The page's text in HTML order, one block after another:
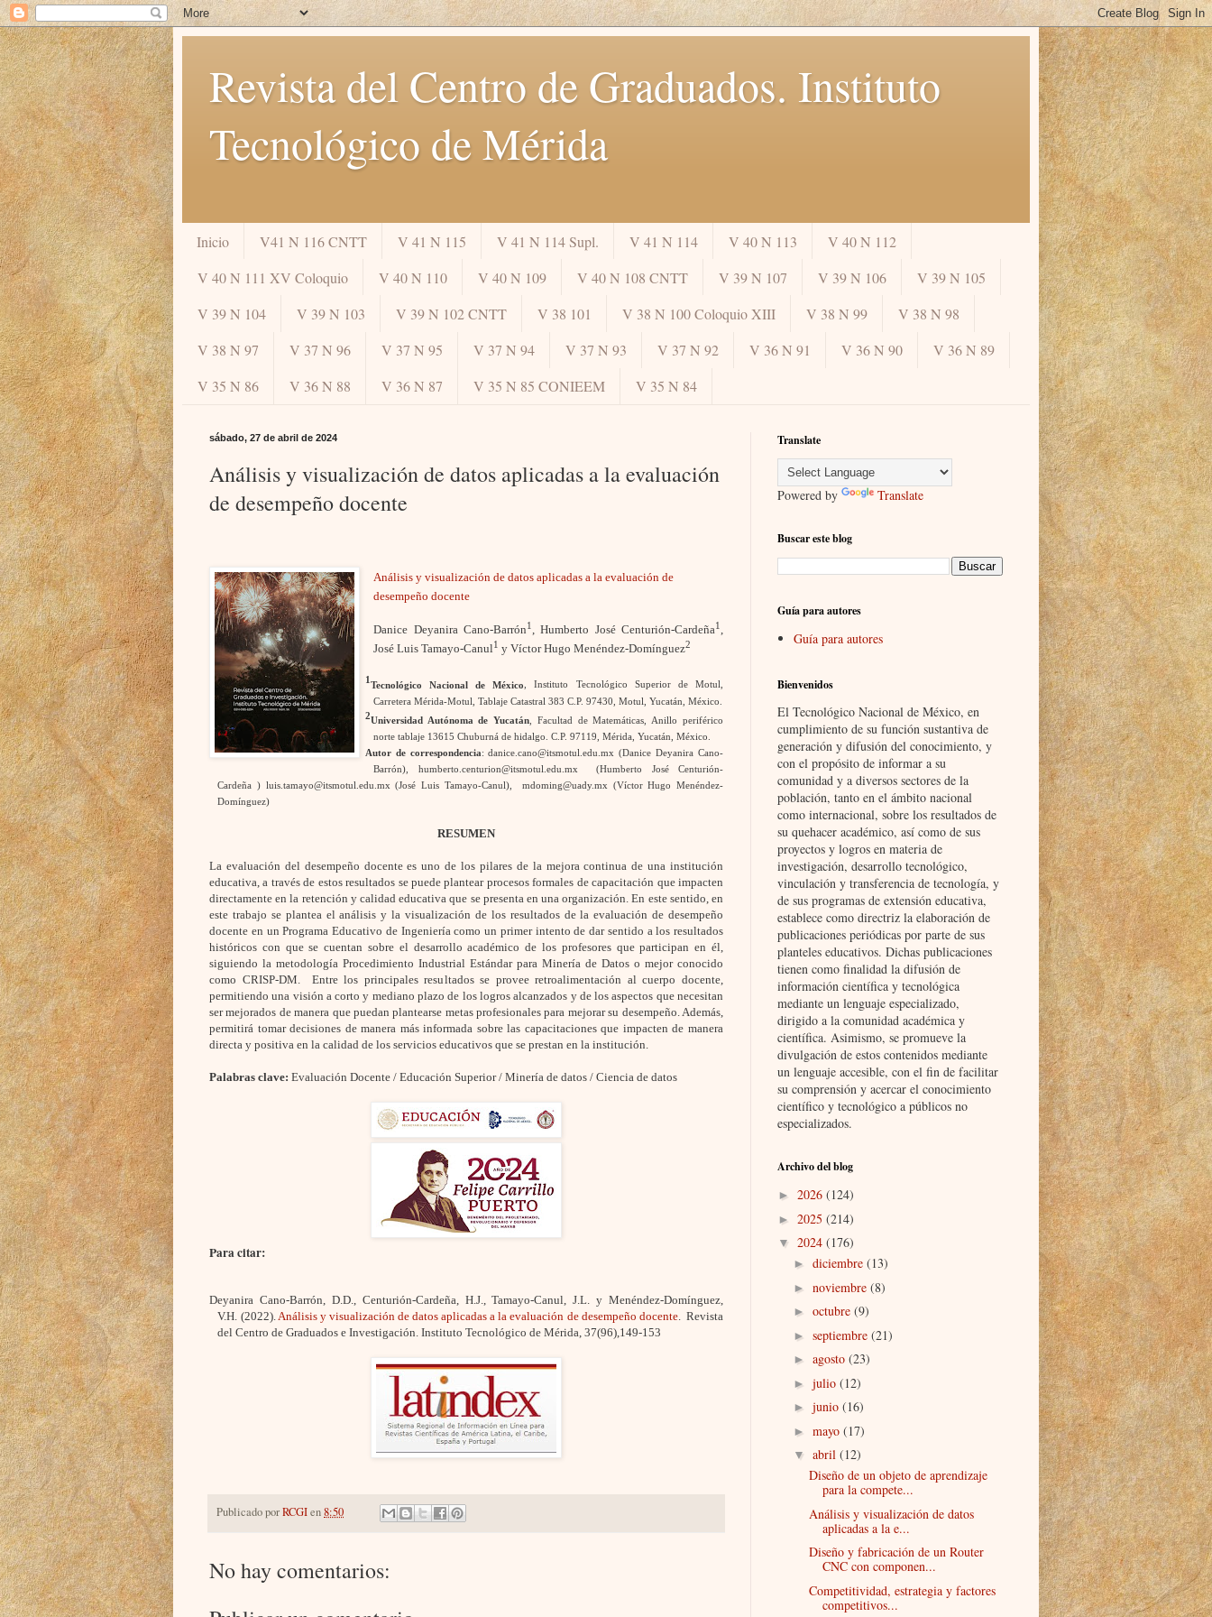
Revista del Centro de Graduados. Instituto
Tecnológico de Mérida
Inicio V41 N 116 CNTT V 41 N 115 V 41 N 114 Supl. V 41 N 114 V 40 N 113
V 40 N 112
V 40 N 111 XV Coloquio
V 40 N 110 V 40 N 109 V 40 N 108 CNTT V 39 N 107 V 39 N 106
V 39 N 105
V 39 N 104
V 39 N 103 V 39 N 102 CNTT V 38 101 V 38 N 100 Coloquio XIII V 38 N 99
V 38 N 98
V 38 N 97
V 37 N 96 V 37 N 95 V 37 N 94 V 37 N 93 V 37 N 92 V 36 N 91 V 36 N 90
V 36 N 89
V 35 N 86
V 36 N 88 V 36 N 87 V 35 N 85 CONIEEM V 35 N 84
sábado, 27 de abril de 2024
Análisis y visualización de datos aplicadas a la evaluación
de desempeño docente
Análisis y visualización de datos aplicadas a la evaluación de
desempeño docente
Danice Deyanira Cano-Barrón1, Humberto José Centurión-Cardeña1,
José Luis Tamayo-Canul1 y Víctor Hugo Menéndez-Domínguez2
1Tecnológico Nacional de México, Instituto Tecnológico Superior de Motul,
Carretera Mérida-Motul, Tablaje Catastral 383 C.P. 97430, Motul, Yucatán, México.
2Universidad Autónoma de Yucatán, Facultad de Matemáticas, Anillo periférico
norte tablaje 13615 Chuburná de hidalgo. C.P. 97119, Mérida, Yucatán, México.
Autor de correspondencia: danice.cano@itsmotul.edu.mx (Danice Deyanira Cano-
Barrón), humberto.centurion@itsmotul.edu.mx (Humberto José Centurión-
Cardeña ) luis.tamayo@itsmotul.edu.mx (José Luis Tamayo-Canul), mdoming@uady.mx (Víctor Hugo Menéndez-
Domínguez)
RESUMEN
La evaluación del desempeño docente es uno de los pilares de la mejora continua de una institución
educativa, a través de estos resultados se puede plantear procesos formales de capacitación que impacten
directamente en la retención y calidad educativa que se presenta en una organización. En este sentido, en
este trabajo se plantea el análisis y la visualización de los resultados de la evaluación de desempeño
docente en un Programa Educativo de Ingeniería como un primer intento de dar sentido a los resultados
históricos con que se cuentan sobre el desarrollo académico de los profesores que participan en él,
siguiendo la metodología Procedimiento Industrial Estándar para Minería de Datos o mejor conocido
como CRISP-DM. Entre los principales resultados se provee retroalimentación al cuerpo docente,
permitiendo una visión a corto y mediano plazo de los logros alcanzados y de los aspectos que necesitan
ser mejorados de manera que puedan plantearse metas profesionales para mejorar su desempeño. Además,
permitirá tomar decisiones de manera más informada sobre las capacitaciones que impacten de manera
directa y positiva en la calidad de los servicios educativos que se prestan en la institución.
Palabras clave: Evaluación Docente / Educación Superior / Minería de datos / Ciencia de datos
Para citar:
Deyanira Cano-Barrón, D.D., Centurión-Cardeña, H.J., Tamayo-Canul, J.L. y Menéndez-Domínguez,
V.H. (2022). Análisis y visualización de datos aplicadas a la evaluación de desempeño docente. Revista
del Centro de Graduados e Investigación. Instituto Tecnológico de Mérida, 37(96),149-153
Publicado porRCGIen8:50
No hay comentarios:
Translate
Powered by Translate
Buscar este blog
Guía para autores
Guía para autores
Bienvenidos
El Tecnológico Nacional de México, en
cumplimiento de su función sustantiva de
generación y difusión del conocimiento, y
con el propósito de informar a su
comunidad y a diversos sectores de la
población, tanto en el ámbito nacional
como internacional, sobre los resultados de
su quehacer académico, así como de sus
proyectos y logros en materia de
investigación, desarrollo tecnológico,
vinculación y transferencia de tecnología, y
de sus programas de extensión educativa,
establece como directriz la elaboración de
publicaciones periódicas por parte de sus
planteles educativos. Dichas publicaciones
tienen como finalidad la difusión de
información científica y tecnológica
mediante un lenguaje especializado,
dirigido a la comunidad académica y
científica. Asimismo, se promueve la
divulgación de estos contenidos mediante
un lenguaje accesible, con el fin de facilitar
su comprensión y acercar el conocimiento
científico y tecnológico a públicos no
especializados.
Archivo del blog
► 2026 (124)
► 2025 (214)
▼ 2024 (176)
► diciembre (13)
► noviembre (8)
► octubre (9)
► septiembre (21)
► agosto (23)
► julio (12)
► junio (16)
► mayo (17)
▼ abril (12)
Diseño de un objeto de aprendizaje
para la compete...
Análisis y visualización de datos
aplicadas a la e...
Diseño y fabricación de un Router
CNC con componen...
Competitividad, estrategia y factores
competitivos...